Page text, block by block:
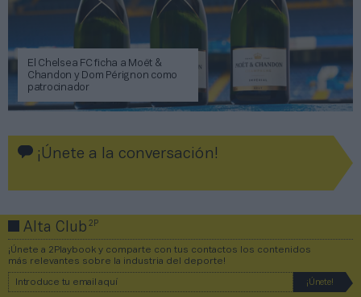
El Chelsea FC ficha a Moët &
Chandon y Dom Pérignon como
patrocinador
¡Únete a la conversación!
Alta Club2P
¡Únete a 2Playbook y comparte con tus contactos los contenidos
más relevantes sobre la industria del deporte!